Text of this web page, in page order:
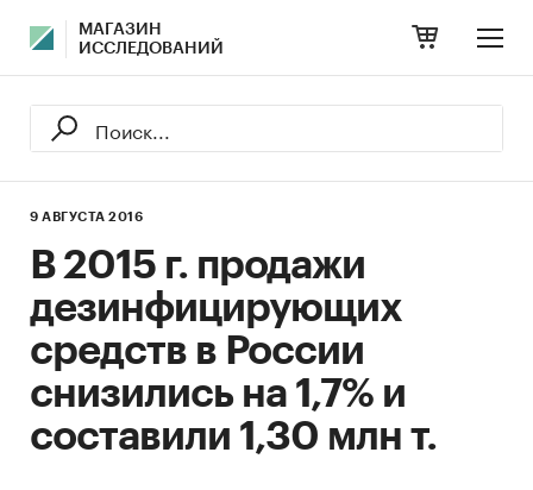
МАГАЗИН
ИССЛЕДОВАНИЙ
9 АВГУСТА 2016
В 2015 г. продажи
дезинфицирующих
средств в России
снизились на 1,7% и
составили 1,30 млн т.